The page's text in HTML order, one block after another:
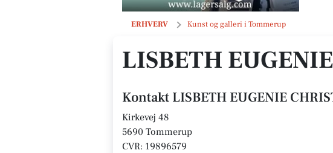
ERHVERV Kunst og galleri i Tommerup
LISBETH EUGENIE CHRISTENSEN
LISBETH
Kontakt LISBETH EUGENIE
Kirkevej 48
5690 Tommerup
CVR: 19896579